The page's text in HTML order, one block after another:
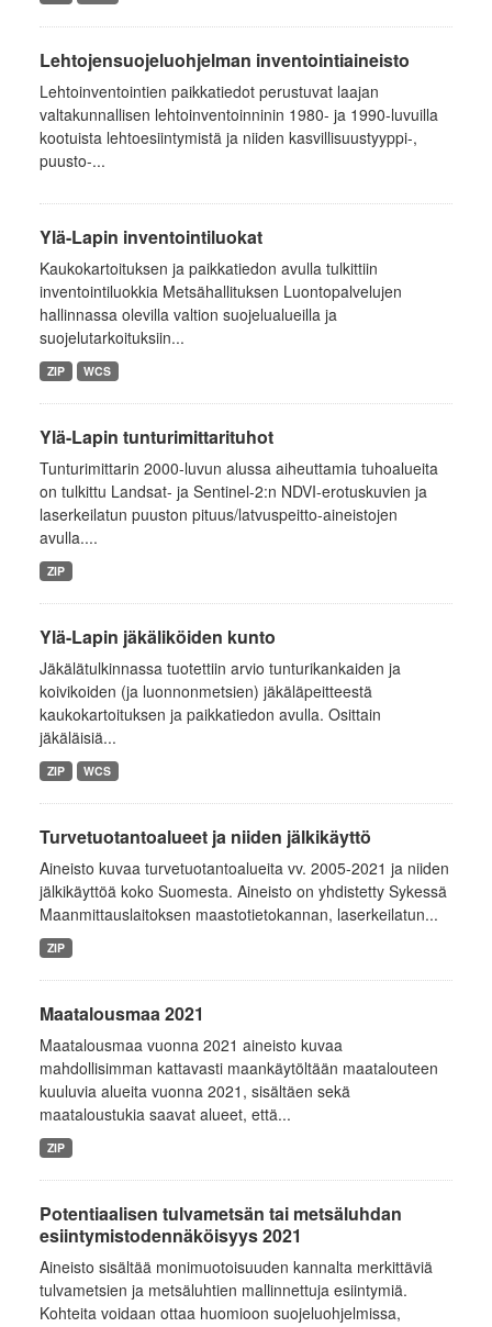
Lehtojensuojeluohjelman inventointiaineisto
Lehtoinventointien paikkatiedot perustuvat laajan
valtakunnallisen lehtoinventoinninin 1980- ja 1990-luvuilla
kootuista lehtoesiintymistä ja niiden kasvillisuustyyppi-,
puusto-...
Ylä-Lapin inventointiluokat
Kaukokartoituksen ja paikkatiedon avulla tulkittiin
inventointiluokkia Metsähallituksen Luontopalvelujen
hallinnassa olevilla valtion suojelualueilla ja
suojelutarkoituksiin...
ZIP WCS
Ylä-Lapin tunturimittarituhot
Tunturimittarin 2000-luvun alussa aiheuttamia tuhoalueita
on tulkittu Landsat- ja Sentinel-2:n NDVI-erotuskuvien ja
laserkeilatun puuston pituus/latvuspeitto-aineistojen
avulla....
ZIP
Ylä-Lapin jäkäliköiden kunto
Jäkälätulkinnassa tuotettiin arvio tunturikankaiden ja
koivikoiden (ja luonnonmetsien) jäkäläpeitteestä
kaukokartoituksen ja paikkatiedon avulla. Osittain
jäkäläisiä...
ZIP WCS
Turvetuotantoalueet ja niiden jälkikäyttö
Aineisto kuvaa turvetuotantoalueita vv. 2005-2021 ja niiden
jälkikäyttöä koko Suomesta. Aineisto on yhdistetty Sykessä
Maanmittauslaitoksen maastotietokannan, laserkeilatun...
ZIP
Maatalousmaa 2021
Maatalousmaa vuonna 2021 aineisto kuvaa
mahdollisimman kattavasti maankäytöltään maatalouteen
kuuluvia alueita vuonna 2021, sisältäen sekä
maataloustukia saavat alueet, että...
ZIP
Potentiaalisen tulvametsän tai metsäluhdan
esiintymistodennäköisyys 2021
Aineisto sisältää monimuotoisuuden kannalta merkittäviä
tulvametsien ja metsäluhtien mallinnettuja esiintymiä.
Kohteita voidaan ottaa huomioon suojeluohjelmissa,